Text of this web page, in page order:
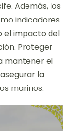
Además, los
indicadores
el impacto del
Proteger
mantener el
la
marinos.